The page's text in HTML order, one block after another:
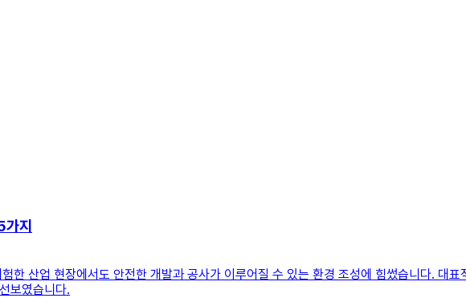
지
한 산업 현장에서도 안전한 개발과 공사가 이루어질 수 있는 환경 조성에 힘썼습니다. 대
보였습니다.